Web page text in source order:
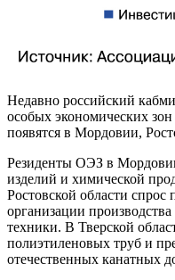
Недавно российский
особых экономических
появятся в Мордовии,
Резиденты ОЭЗ в
изделий и химической
Ростовской области
организации
техники. В Тверской
полиэтиленовых труб и
отечественных канатных